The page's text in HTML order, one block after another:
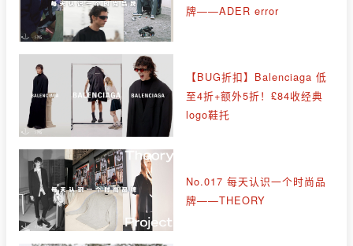
牌——ADER error
【BUG折扣】Balenciaga 低
至4折+额外5折！£84收经典
logo鞋托
No.017 每天认识一个时尚品
牌——THEORY